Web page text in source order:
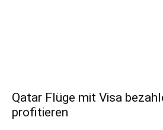
Qatar Flüge mit Visa
profitieren